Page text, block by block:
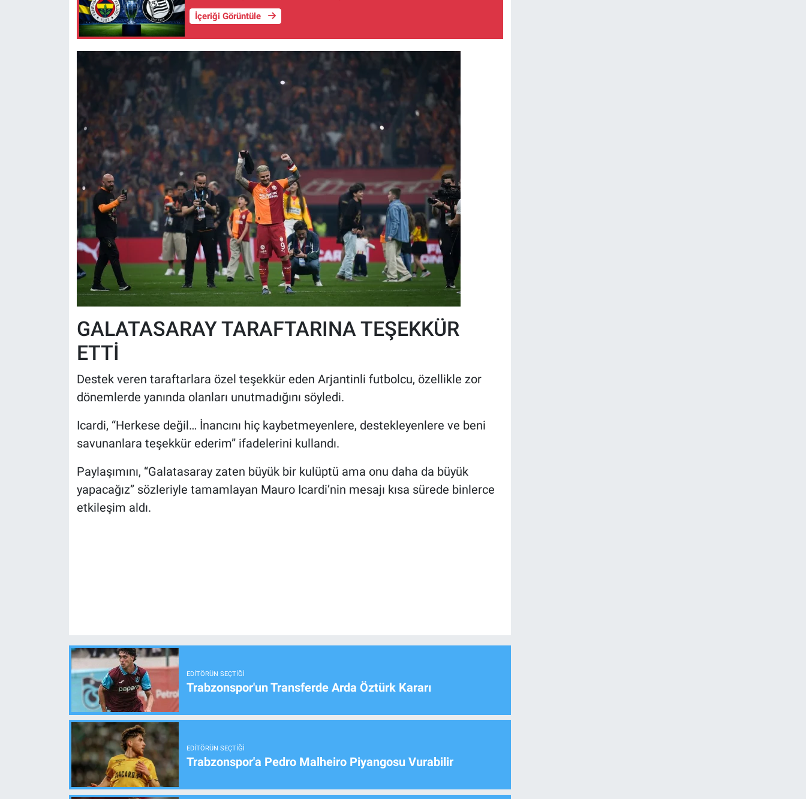
İçeriği Görüntüle
GALATASARAY TARAFTARINA TEŞEKKÜR
ETTİ
Destek veren taraftarlara özel teşekkür eden Arjantinli futbolcu, özellikle zor
dönemlerde yanında olanları unutmadığını söyledi.
Icardi, “Herkese değil… İnancını hiç kaybetmeyenlere, destekleyenlere ve beni
savunanlara teşekkür ederim” ifadelerini kullandı.
Paylaşımını, “Galatasaray zaten büyük bir kulüptü ama onu daha da büyük
yapacağız” sözleriyle tamamlayan Mauro Icardi’nin mesajı kısa sürede binlerce
etkileşim aldı.
EDITÖRÜN SEÇTIĞI
Trabzonspor'un Transferde Arda Öztürk Kararı
EDITÖRÜN SEÇTIĞI
Trabzonspor'a Pedro Malheiro Piyangosu Vurabilir